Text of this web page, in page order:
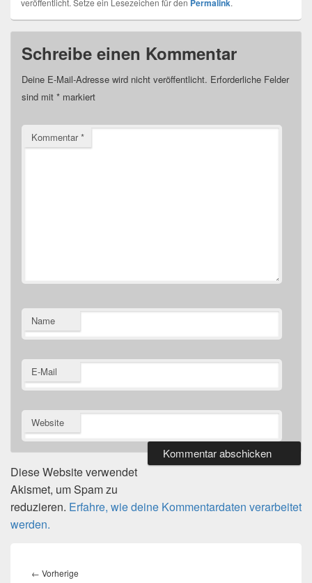
veröffentlicht. Setze ein Lesezeichen für den Permalink.
Schreibe einen Kommentar
Deine E-Mail-Adresse wird nicht veröffentlicht. Erforderliche Felder
sind mit * markiert
Kommentar*
Name
E-Mail
Website
Diese Website verwendet
Akismet, um Spam zu
reduzieren. Erfahre, wie deine Kommentardaten verarbeitet
werden.
← Vorherige